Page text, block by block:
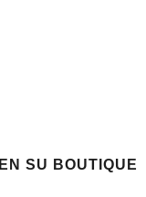
EN SU BOUTIQUE